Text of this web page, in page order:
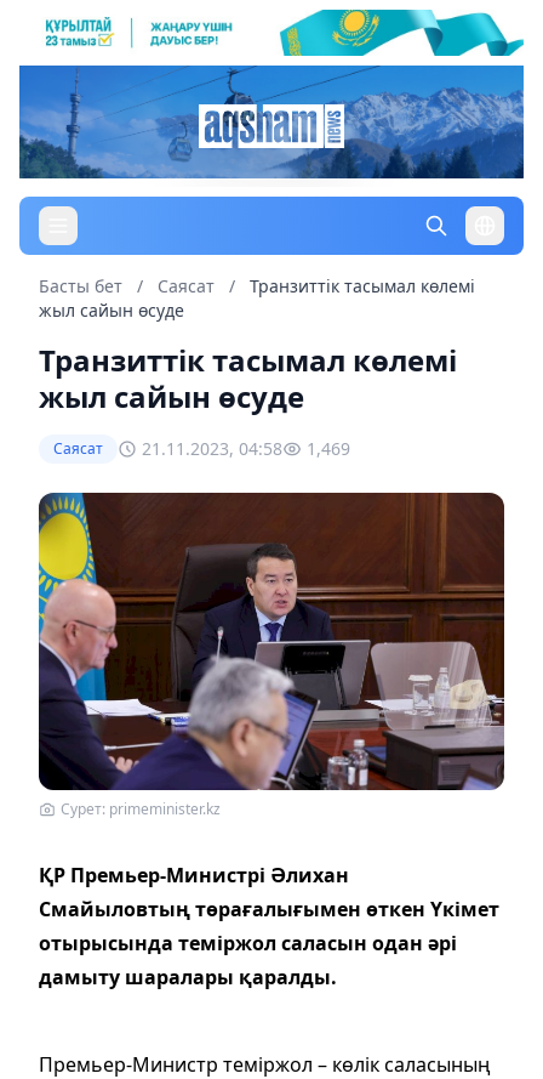
Басты бет / Саясат /
Транзиттік тасымал көлемі
жыл сайын өсуде
Транзиттік тасымал көлемі
жыл сайын өсуде
Саясат 21.11.2023, 04:58 1,469
Сурет: primeminister.kz
ҚР Премьер-Министрі Әлихан
Смайыловтың төрағалығымен өткен Үкімет
отырысында теміржол саласын одан әрі
дамыту шаралары қаралды.
Премьер-Министр теміржол – көлік саласының